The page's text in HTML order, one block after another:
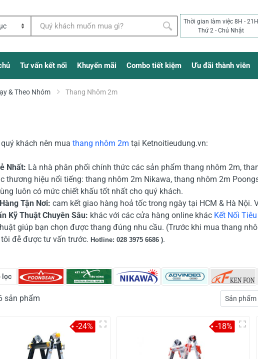
Thời gian làm việc 8H - 21H
Thứ 2 - Chủ Nhật
Tư vấn kết nối Khuyến mãi Combo tiết kiệm Ưu đãi thành viên
& Theo Nhóm Thang Nhôm 2m
khách nên mua thang nhôm 2m tại Ketnoitieudung.vn:
Nhất: Là nhà phân phối chính thức các sản phẩm thang nhôm 2m,
thương hiệu nổi tiếng: thang nhôm 2m Nikawa, thang nhôm 2m
luôn có mức chiết khấu tốt nhất cho quý khách.
Tận Nơi: cam kết giao hàng hoả tốc trong ngày tại HCM & Hà Nội.
Kỹ Thuật Chuyên Sâu: khác với các cửa hàng online khác Kết Nối
giúp bạn chọn được thang đúng nhu cầu. (Trước khi mua thang
đễ được tư vấn trước. Hotline: 028 3975 6686 ).
lọc
sản phẩm
-24% -18%